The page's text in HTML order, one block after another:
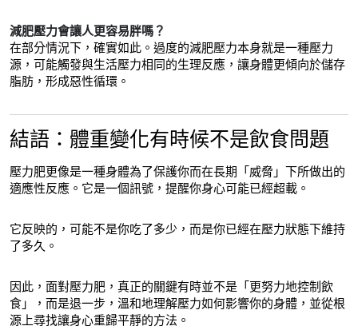
減肥壓力會讓人更容易胖嗎？
在部分情況下，確實如此。過度的減肥壓力本身就是一種壓力
源，可能觸發與生活壓力相同的生理反應，讓身體更傾向於儲存
脂肪，形成惡性循環。
結語：體重變化有時候不是飲食問題
壓力肥更像是一種身體為了保護你而在長期「威脅」下所做出的
適應性反應。它是一個訊號，提醒你身心可能已經超載。
它反映的，可能不是你吃了多少，而是你已經在壓力狀態下維持
了多久。
因此，面對壓力肥，真正的關鍵有時並不是「更努力地控制飲
食」，而是退一步，溫和地理解壓力如何影響你的身體，並從根
源上尋找讓身心重歸平靜的方法。